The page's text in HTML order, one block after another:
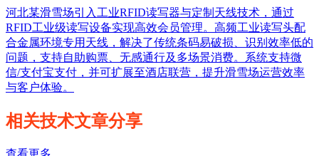
河北某滑雪场引入工业RFID读写器与定制天线技术，通过
RFID工业级读写设备实现高效会员管理。高频工业读写头配
合金属环境专用天线，解决了传统条码易破损、识别效率低的
问题，支持自助购票、无感通行及多场景消费。系统支持微
信/支付宝支付，并可扩展至酒店联营，提升滑雪场运营效率
与客户体验。
相关技术文章分享
查看更多